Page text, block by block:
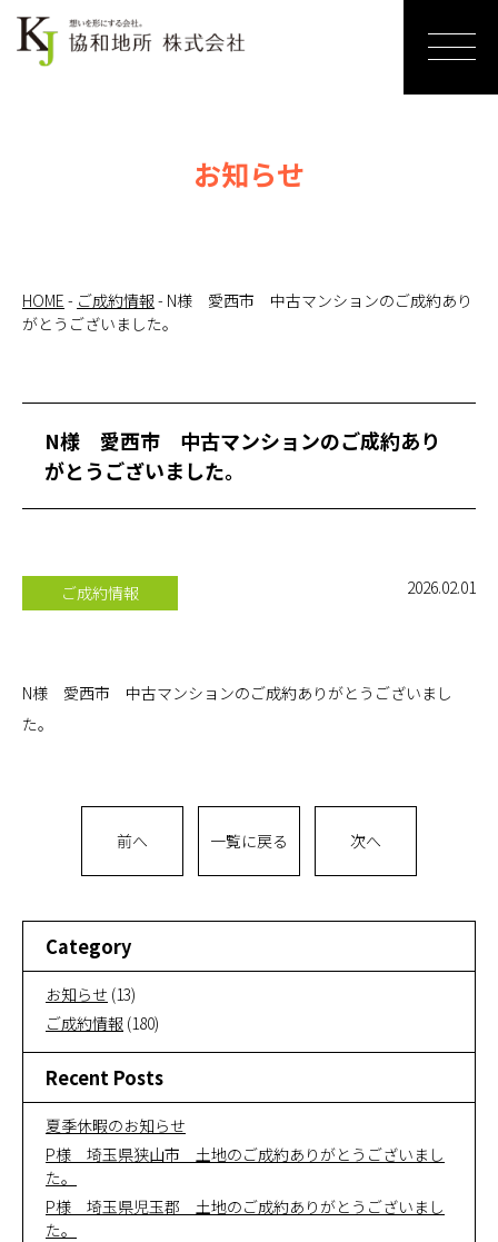
ホーム
サービス
紹介
お知らせ
HOME - ご成約情報 - N様 愛西市 中古マンションのご成約あり
がとうございました。
N様 愛西市 中古マンションのご成約あり
がとうございました。
ご成約情報 2026.02.01
N様 愛西市 中古マンションのご成約ありがとうございまし
た。
前へ 一覧に戻る 次へ
Category
お知らせ (13)
ご成約情報 (180)
Recent Posts
夏季休暇のお知らせ
P様 埼玉県狭山市 土地のご成約ありがとうございまし
た。
P様 埼玉県児玉郡 土地のご成約ありがとうございまし
た。